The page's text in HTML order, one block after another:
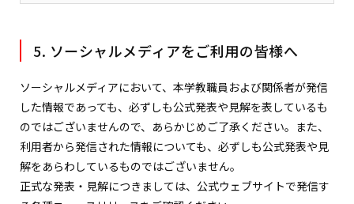
5. ソーシャルメディアをご利用の皆様へ
ソーシャルメディアにおいて、本学教職員および関係者が発信
した情報であっても、必ずしも公式発表や見解を表しているも
のではございませんので、あらかじめご了承ください。また、
利用者から発信された情報についても、必ずしも公式発表や見
解をあらわしているものではございません。
正式な発表・見解につきましては、公式ウェブサイトで発信す